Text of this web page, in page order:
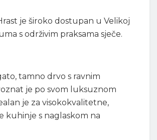
je široko dostupan u Velikoj
s održivim praksama sječe.
tamno drvo s ravnim
je po svom luksuznom
je za visokokvalitetne,
kuhinje s naglaskom na